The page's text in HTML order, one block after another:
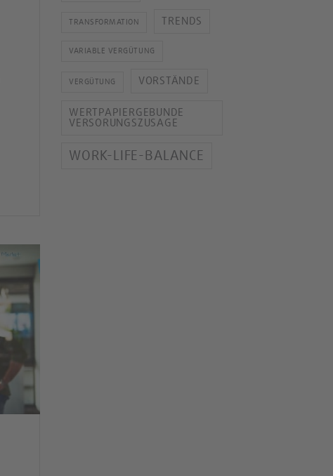
TRANSFORMATION TRENDS
VARIABLE VERGÜTUNG
VERGÜTUNG VORSTÄNDE
WERTPAPIERGEBUNDE
VERSORUNGSZUSAGE
WORK-LIFE-BALANCE